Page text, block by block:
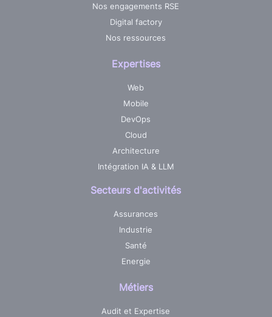
Nos engagements RSE
Digital factory
Nos ressources
Expertises
Web
Mobile
DevOps
Cloud
Architecture
Intégration IA & LLM
Secteurs d'activités
Assurances
Industrie
Santé
Energie
Métiers
Audit et Expertise